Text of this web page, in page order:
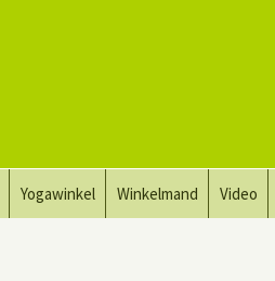
Yogawinkel Winkelmand Video